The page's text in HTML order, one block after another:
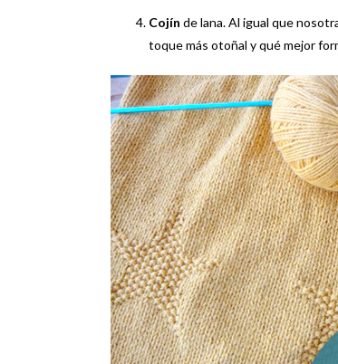
Cojín de lana. Al igual que
toque más otoñal y qué mejor